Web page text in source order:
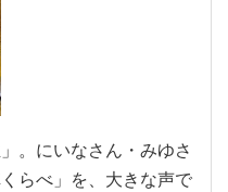
。にいなさん・みゆさ
らべ」を、大きな声で